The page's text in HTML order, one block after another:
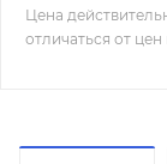
Цена
отличаться от